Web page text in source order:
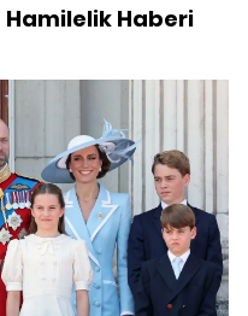
Hamilelik Haberi